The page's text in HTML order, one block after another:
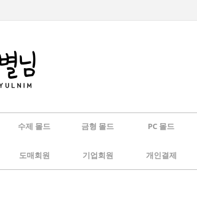
수제 몰드 금형 몰드 PC 몰드
도매회원 기업회원 개인결제